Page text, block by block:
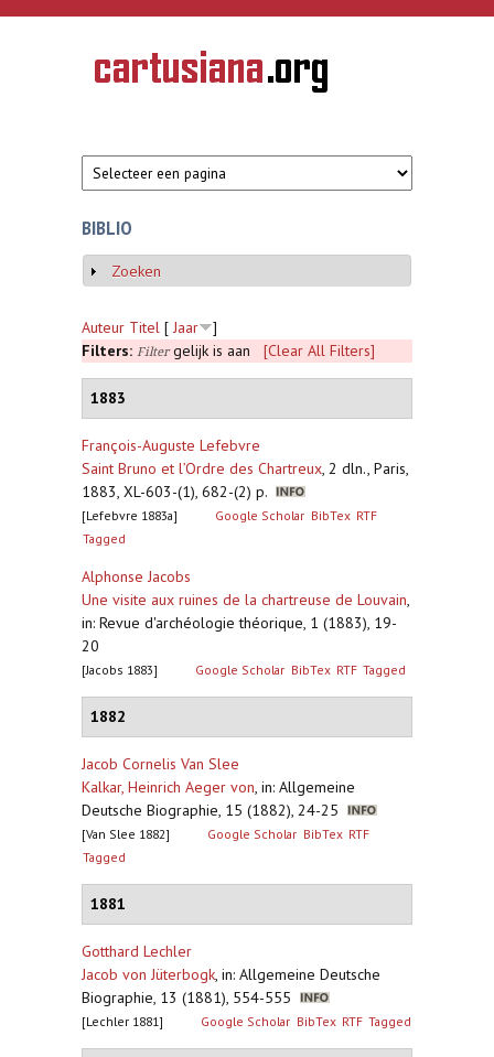
Overslaan en naar de inhoud gaan
CARTUSIANA
Geschiedenis
van de
BIBLIO
Weergeven
Zoeken
Auteur Titel [ Jaar
]
Filters: Filtergelijk is aan [Clear All Filters]
1883
François-Auguste Lefebvre
Saint Bruno et l’Ordre des Chartreux, 2 dln., Paris,
1883, XL-603-(1), 682-(2) p.
[Lefebvre 1883a] Google Scholar BibTex RTF
Tagged
Alphonse Jacobs
Une visite aux ruines de la chartreuse de Louvain,
in: Revue d'archéologie théorique, 1 (1883), 19-
20
[Jacobs 1883] Google Scholar BibTex RTF Tagged
1882
Jacob Cornelis Van Slee
Kalkar, Heinrich Aeger von, in: Allgemeine
Deutsche Biographie, 15 (1882), 24-25
[Van Slee 1882] Google Scholar BibTex RTF
Tagged
1881
Gotthard Lechler
Jacob von Jüterbogk, in: Allgemeine Deutsche
Biographie, 13 (1881), 554-555
[Lechler 1881] Google Scholar BibTex RTF Tagged